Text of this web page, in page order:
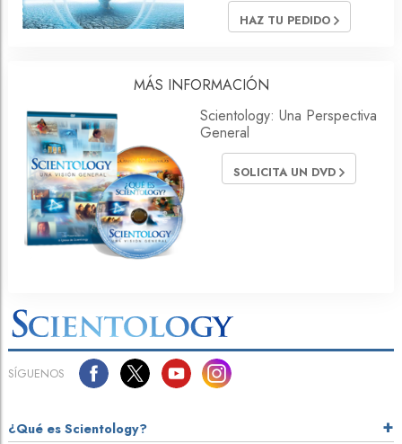
HAZ TU PEDIDO
MÁS INFORMACIÓN
Scientology: Una Perspectiva
General
SOLICITA UN DVD
SÍGUENOS
¿Qué es Scientology?